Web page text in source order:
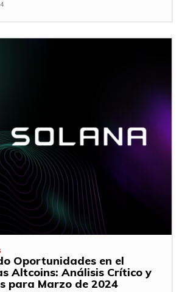
Oportunidades en el
Altcoins: Análisis Crítico y
para Marzo de 2024